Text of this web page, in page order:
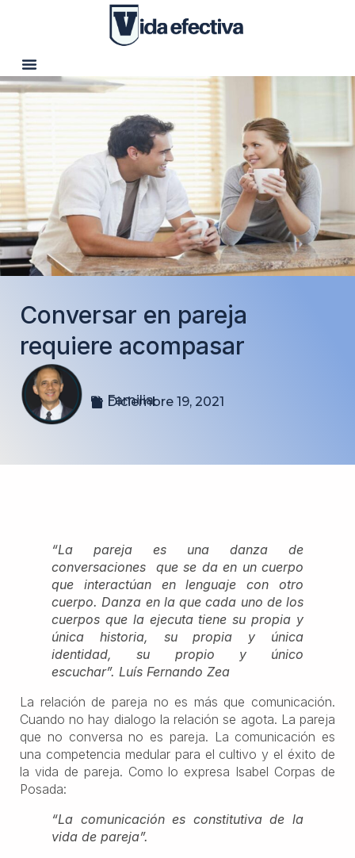
Conversar en pareja
requiere acompasar
Familia
Diciembre 19, 2021
“La pareja es una danza de
conversaciones que se da en un cuerpo
que interactúan en lenguaje con otro
cuerpo. Danza en la que cada uno de los
cuerpos que la ejecuta tiene su propia y
única historia, su propia y única
identidad, su propio y único
escuchar”. Luís Fernando Zea
La relación de pareja no es más que comunicación.
Cuando no hay dialogo la relación se agota. La pareja
que no conversa no es pareja. La comunicación es
una competencia medular para el cultivo y el éxito de
la vida de pareja. Como lo expresa Isabel Corpas de
Posada:
“La comunicación es constitutiva de la
vida de pareja”.